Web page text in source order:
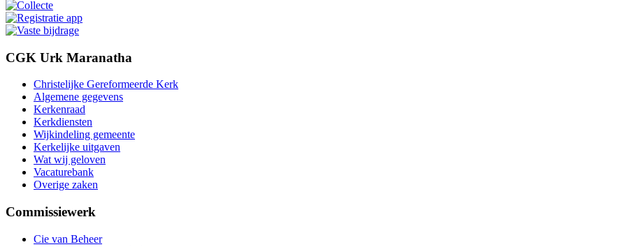
CGK Urk Maranatha
Christelijke Gereformeerde Kerk
Algemene gegevens
Kerkenraad
Kerkdiensten
Wijkindeling gemeente
Kerkelijke uitgaven
Wat wij geloven
Vacaturebank
Overige zaken
Commissiewerk
Cie van Beheer